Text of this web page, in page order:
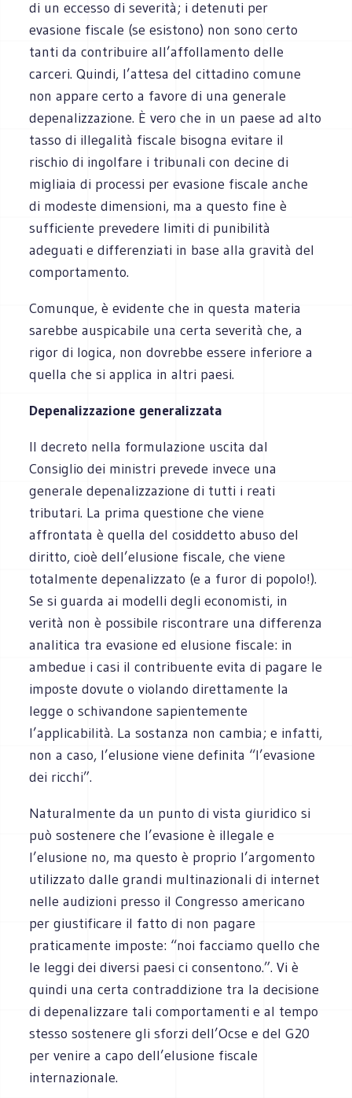
di un eccesso di severità; i detenuti per
evasione fiscale (se esistono) non sono certo
tanti da contribuire all’affollamento delle
carceri. Quindi, l’attesa del cittadino comune
non appare certo a favore di una generale
depenalizzazione. È vero che in un paese ad alto
tasso di illegalità fiscale bisogna evitare il
rischio di ingolfare i tribunali con decine di
migliaia di processi per evasione fiscale anche
di modeste dimensioni, ma a questo fine è
sufficiente prevedere limiti di punibilità
adeguati e differenziati in base alla gravità del
comportamento.
Comunque, è evidente che in questa materia
sarebbe auspicabile una certa severità che, a
rigor di logica, non dovrebbe essere inferiore a
quella che si applica in altri paesi.
Depenalizzazione generalizzata
Il decreto nella formulazione uscita dal
Consiglio dei ministri prevede invece una
generale depenalizzazione di tutti i reati
tributari. La prima questione che viene
affrontata è quella del cosiddetto abuso del
diritto, cioè dell’elusione fiscale, che viene
totalmente depenalizzato (e a furor di popolo!).
Se si guarda ai modelli degli economisti, in
verità non è possibile riscontrare una differenza
analitica tra evasione ed elusione fiscale: in
ambedue i casi il contribuente evita di pagare le
imposte dovute o violando direttamente la
legge o schivandone sapientemente
l’applicabilità. La sostanza non cambia; e infatti,
non a caso, l’elusione viene definita “l’evasione
dei ricchi”.
Naturalmente da un punto di vista giuridico si
può sostenere che l’evasione è illegale e
l’elusione no, ma questo è proprio l’argomento
utilizzato dalle grandi multinazionali di internet
nelle audizioni presso il Congresso americano
per giustificare il fatto di non pagare
praticamente imposte: “noi facciamo quello che
le leggi dei diversi paesi ci consentono.”. Vi è
quindi una certa contraddizione tra la decisione
di depenalizzare tali comportamenti e al tempo
stesso sostenere gli sforzi dell’Ocse e del G20
per venire a capo dell’elusione fiscale
internazionale.